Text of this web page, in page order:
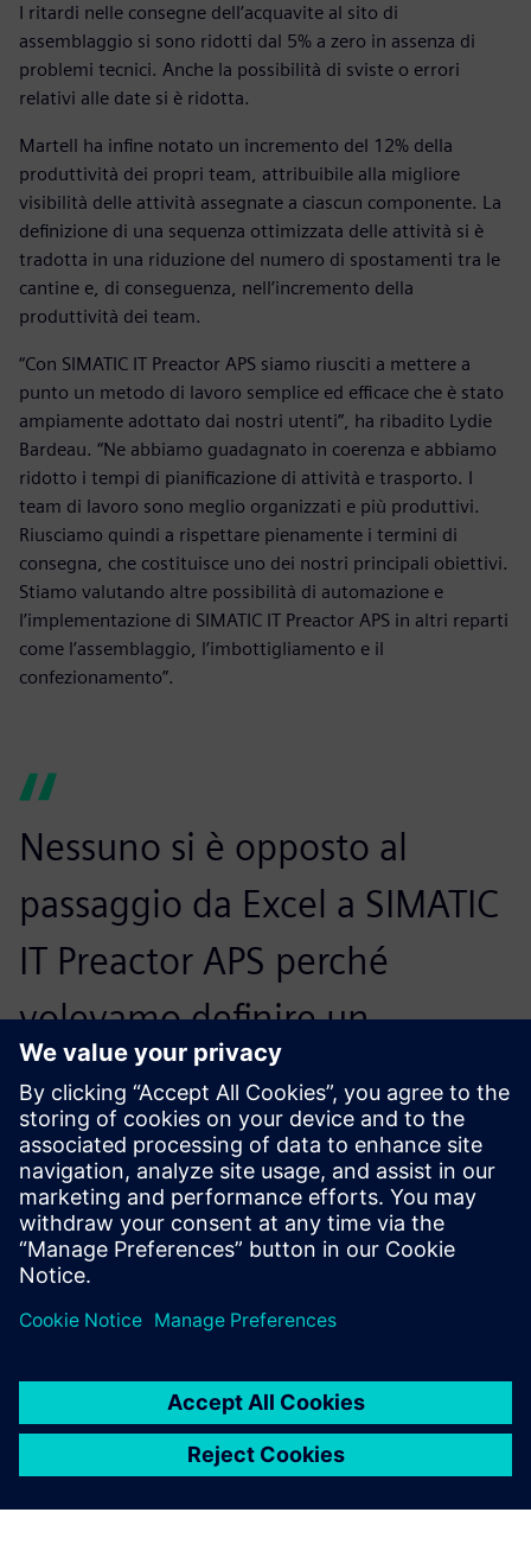
I ritardi nelle consegne dell’acquavite al sito di
assemblaggio si sono ridotti dal 5% a zero in assenza di
problemi tecnici. Anche la possibilità di sviste o errori
relativi alle date si è ridotta.
Martell ha infine notato un incremento del 12% della
produttività dei propri team, attribuibile alla migliore
visibilità delle attività assegnate a ciascun componente. La
definizione di una sequenza ottimizzata delle attività si è
tradotta in una riduzione del numero di spostamenti tra le
cantine e, di conseguenza, nell’incremento della
produttività dei team.
“Con SIMATIC IT Preactor APS siamo riusciti a mettere a
punto un metodo di lavoro semplice ed efficace che è stato
ampiamente adottato dai nostri utenti”, ha ribadito Lydie
Bardeau. “Ne abbiamo guadagnato in coerenza e abbiamo
ridotto i tempi di pianificazione di attività e trasporto. I
team di lavoro sono meglio organizzati e più produttivi.
Riusciamo quindi a rispettare pienamente i termini di
consegna, che costituisce uno dei nostri principali obiettivi.
Stiamo valutando altre possibilità di automazione e
l’implementazione di SIMATIC IT Preactor APS in altri reparti
come l’assemblaggio, l’imbottigliamento e il
confezionamento”.
Nessuno si è opposto al
passaggio da Excel a SIMATIC
IT Preactor APS perché
volevamo definire un
approccio semplice e
graduale, senza cercare di
automatizzare tutto fin
dall’inizio. I responsabili di
sito apprezzano i report
SIMATIC IT Preactor APS. Non
c’è paragone con Excel.